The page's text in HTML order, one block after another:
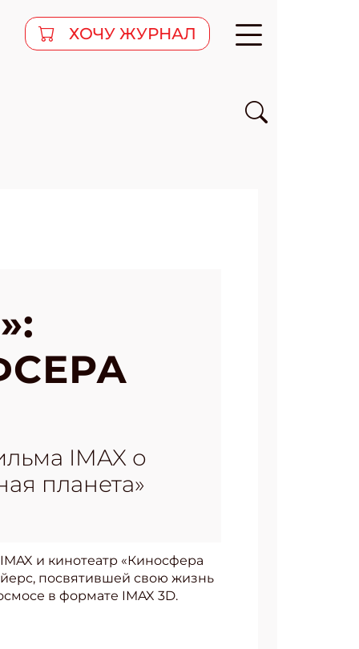
ХОЧУ ЖУРНАЛ
IMAX о
планета»
и кинотеатр «Киносфера
посвятившей свою жизнь
в формате IMAX 3D.